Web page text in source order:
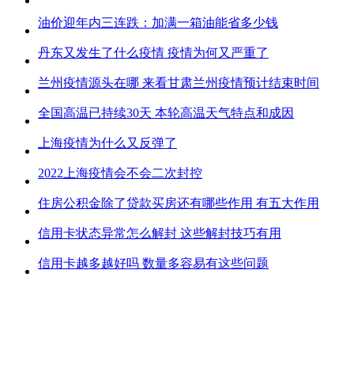
油价迎年内三连跌：加满一箱油能省多少钱
丹东又发生了什么疫情 疫情为何又严重了
兰州疫情源头在哪 来看甘肃兰州疫情预计结束时间
全国高温已持续30天 本轮高温天气特点和成因
上海疫情为什么又反弹了
2022上海疫情会不会二次封控
住房公积金除了贷款买房还有哪些作用 有五大作用
信用卡状态异常怎么解封 这些解封技巧有用
信用卡越多越好吗 数量多容易有这些问题